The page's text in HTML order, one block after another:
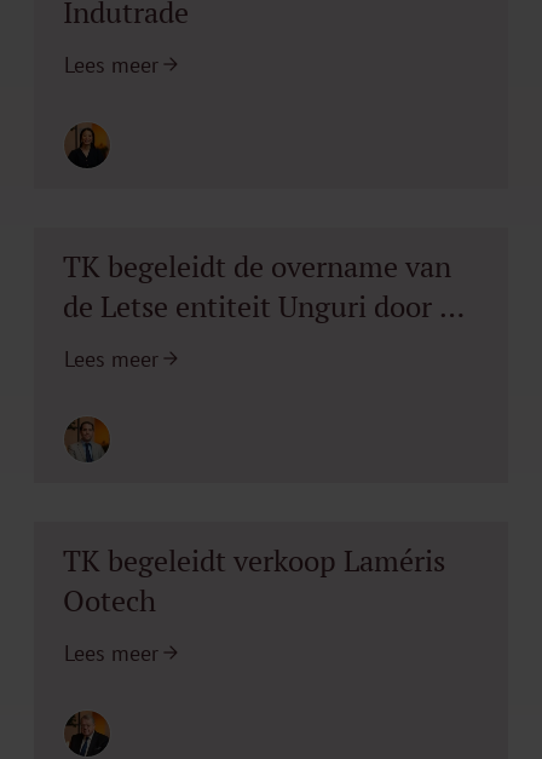
Indutrade
Lees meer
TK begeleidt de overname van
de Letse entiteit Unguri door de
Van Egmond Groep
Lees meer
TK begeleidt verkoop Laméris
Ootech
Lees meer